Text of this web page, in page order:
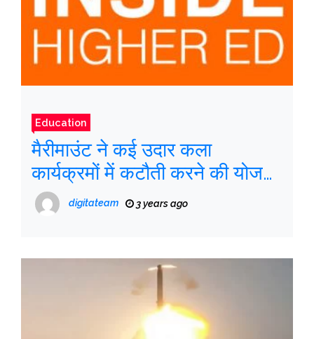
Education
मैरीमाउंट ने कई उदार कला
कार्यक्रमों में कटौती करने की योजना
बनाई हैdigitateam 3 years ago